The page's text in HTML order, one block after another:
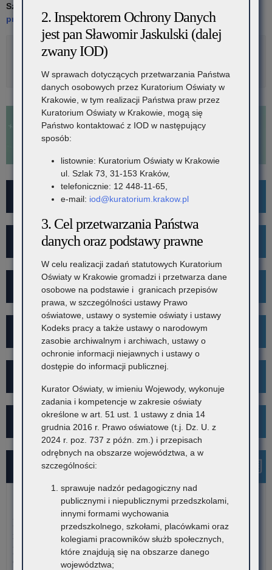
Szczegóły na stronie:
przewodnikow/
Rozwiń
Metryka
For Foreigners
Wykaz szkół i placówek
Rekrutacja
Mediacje
Kampania społeczna "Ustal z Babcią Hasło"
Najnowsze informacje
7 sierpnia 2026
Dane ostateczne – Rządowy program pomocy uczniom
niepełnosprawnym w formie dofinansowania zakupu
podręczników, materiałów edukacyjnych i materiałów
ćwiczeniowych (wyprawka szkolna)
2. Inspektorem Ochrony Danych
jest pan Sławomir Jaskulski (dalej
zwany IOD)
W sprawach dotyczących przetwarzania Państwa
danych osobowych przez Kuratorium Oświaty w
Krakowie, w tym realizacji Państwa praw przez
Kuratorium Oświaty w Krakowie, mogą się
Państwo kontaktować z IOD w następujący
sposób:
listownie: Kuratorium Oświaty w Krakowie
ul. Szlak 73, 31-153 Kraków,
telefonicznie: 12 448-11-65,
e-mail: iod@kuratorium.krakow.pl
3. Cel przetwarzania Państwa
danych oraz podstawy prawne
W celu realizacji zadań statutowych Kuratorium
Oświaty w Krakowie gromadzi i przetwarza dane
osobowe na podstawie i granicach przepisów
prawa, w szczególności ustawy Prawo
oświatowe, ustawy o systemie oświaty i ustawy
Kodeks pracy a także ustawy o narodowym
zasobie archiwalnym i archiwach, ustawy o
ochronie informacji niejawnych i ustawy o
dostępie do informacji publicznej.
Kurator Oświaty, w imieniu Wojewody, wykonuje
zadania i kompetencje w zakresie oświaty
określone w art. 51 ust. 1 ustawy z dnia 14
grudnia 2016 r. Prawo oświatowe (t.j. Dz. U. z
2024 r. poz. 737 z późn. zm.) i przepisach
odrębnych na obszarze województwa, a w
szczególności:
sprawuje nadzór pedagogiczny nad
publicznymi i niepublicznymi przedszkolami,
innymi formami wychowania
przedszkolnego, szkołami, placówkami oraz
kolegiami pracowników służb społecznych,
które znajdują się na obszarze danego
województwa;